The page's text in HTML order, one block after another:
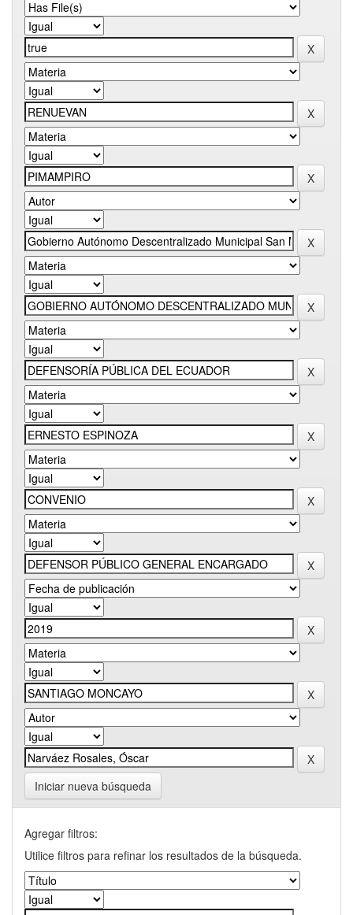
Iniciar nueva búsqueda
Agregar filtros:
Utilice filtros para refinar los resultados de la búsqueda.